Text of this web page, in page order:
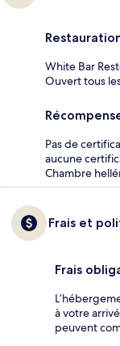
White Bar
Ouvert tous
Pas de
aucune
Chambre
Frais et
Frais
à votre
peuvent